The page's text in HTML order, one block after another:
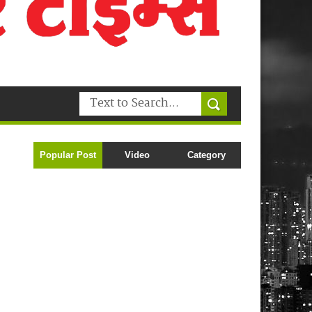
Popular Post Video Category